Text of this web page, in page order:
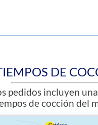
DE
pedidos incluyen
de cocción del